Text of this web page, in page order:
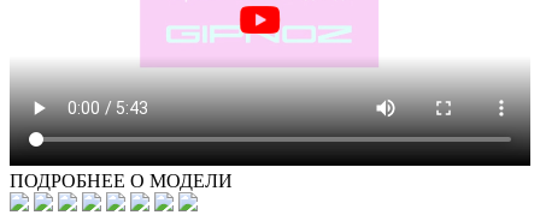
ПОДРОБНЕЕ О МОДЕЛИ